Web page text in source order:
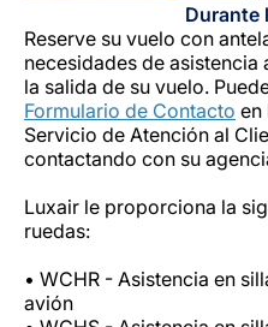
Durante
Reserve su vuelo con
necesidades de asistencia
la salida de su vuelo.
Formulario de Contacto en
Servicio de Atención al
contactando con su
Luxair le proporciona la
ruedas:
• WCHR - Asistencia en
avión